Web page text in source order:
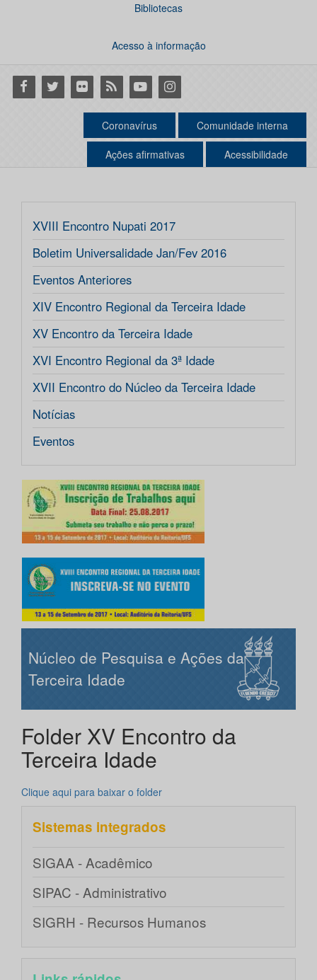
Bibliotecas
Acesso à informação
Facebook
Twitter Flickr RSS YoutubeInstagram
Coronavírus Comunidade interna
Ações afirmativas Acessibilidade
XVIII Encontro Nupati 2017
Boletim Universalidade Jan/Fev 2016
Eventos Anteriores
XIV Encontro Regional da Terceira Idade
XV Encontro da Terceira Idade
XVI Encontro Regional da 3ª Idade
XVII Encontro do Núcleo da Terceira Idade
Notícias
Eventos
Núcleo de Pesquisa e Ações da
Terceira Idade
Folder XV Encontro da
Terceira Idade
Clique aqui para baixar o folder
Sistemas integrados
SIGAA - Acadêmico
SIPAC - Administrativo
SIGRH - Recursos Humanos